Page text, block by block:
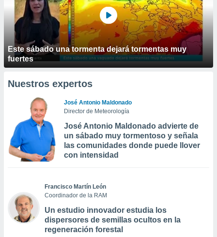
Este sábado una tormenta dejará tormentas muy
fuertes
Nuestros expertos
José Antonio Maldonado
Director de Meteorología
José Antonio Maldonado advierte de
un sábado muy tormentoso y señala
las comunidades donde puede llover
con intensidad
Francisco Martín León
Coordinador de la RAM
Un estudio innovador estudia los
dispersores de semillas ocultos en la
regeneración forestal